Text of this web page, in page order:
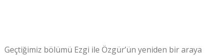
Geçtiğimiz bölümü Ezgi ile Özgür’ün yeniden bir araya